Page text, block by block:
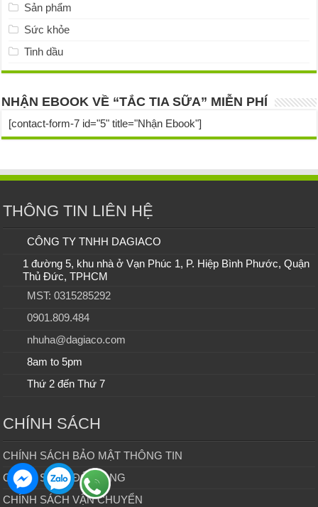
Sản phẩm
Sức khỏe
Tinh dầu
NHẬN EBOOK VỀ “TẮC TIA SỮA” MIỄN PHÍ
[contact-form-7 id="5" title="Nhận Ebook"]
THÔNG TIN LIÊN HỆ
CÔNG TY TNHH DAGIACO
1 đường 5, khu nhà ở Vạn Phúc 1, P. Hiệp Bình Phước, Quận
Thủ Đức, TPHCM
MST: 0315285292
0901.809.484
nhuha@dagiaco.com
8am to 5pm
Thứ 2 đến Thứ 7
CHÍNH SÁCH
CHÍNH SÁCH BẢO MẬT THÔNG TIN
CHÍNH SÁCH ĐỔI HÀNG
CHÍNH SÁCH VẬN CHUYỂN